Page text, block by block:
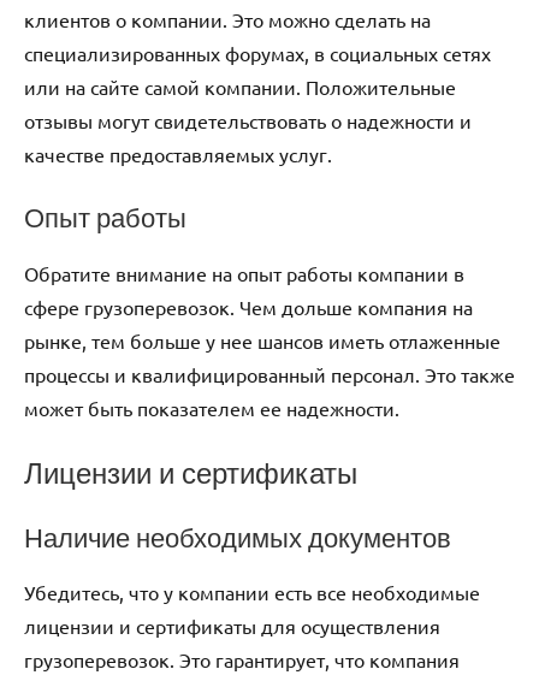
клиентов о компании. Это можно сделать на
специализированных форумах, в социальных сетях
или на сайте самой компании. Положительные
отзывы могут свидетельствовать о надежности и
качестве предоставляемых услуг.
Опыт работы
Обратите внимание на опыт работы компании в
сфере грузоперевозок. Чем дольше компания на
рынке, тем больше у нее шансов иметь отлаженные
процессы и квалифицированный персонал. Это также
может быть показателем ее надежности.
Лицензии и сертификаты
Наличие необходимых документов
Убедитесь, что у компании есть все необходимые
лицензии и сертификаты для осуществления
грузоперевозок. Это гарантирует, что компания